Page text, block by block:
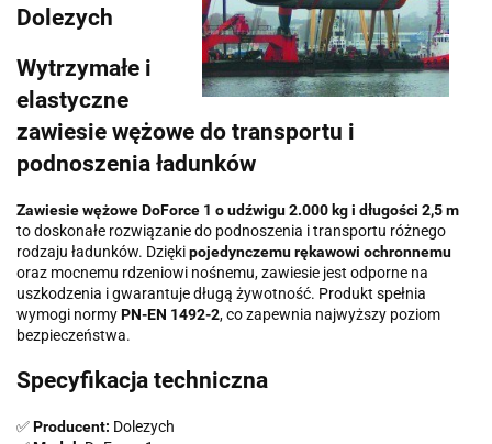
Dolezych
Wytrzymałe i
elastyczne
zawiesie wężowe do transportu i
podnoszenia ładunków
Zawiesie wężowe DoForce 1 o udźwigu 2.000 kg i długości 2,5 m
to doskonałe rozwiązanie do podnoszenia i transportu różnego
rodzaju ładunków. Dziękipojedynczemu rękawowi ochronnemu
oraz mocnemu rdzeniowi nośnemu, zawiesie jest odporne na
uszkodzenia i gwarantuje długą żywotność. Produkt spełnia
wymogi normyPN-EN 1492-2, co zapewnia najwyższy poziom
bezpieczeństwa.
Specyfikacja techniczna
✅Producent: Dolezych